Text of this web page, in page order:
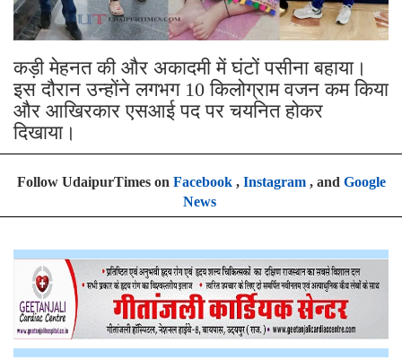
कड़ी मेहनत की और अकादमी में घंटों पसीना बहाया।
इस दौरान उन्होंने लगभग 10 किलोग्राम वजन कम किया
और आखिरकार एसआई पद पर चयनित होकर
दिखाया।
Follow UdaipurTimes on Facebook, Instagram, and Google
News